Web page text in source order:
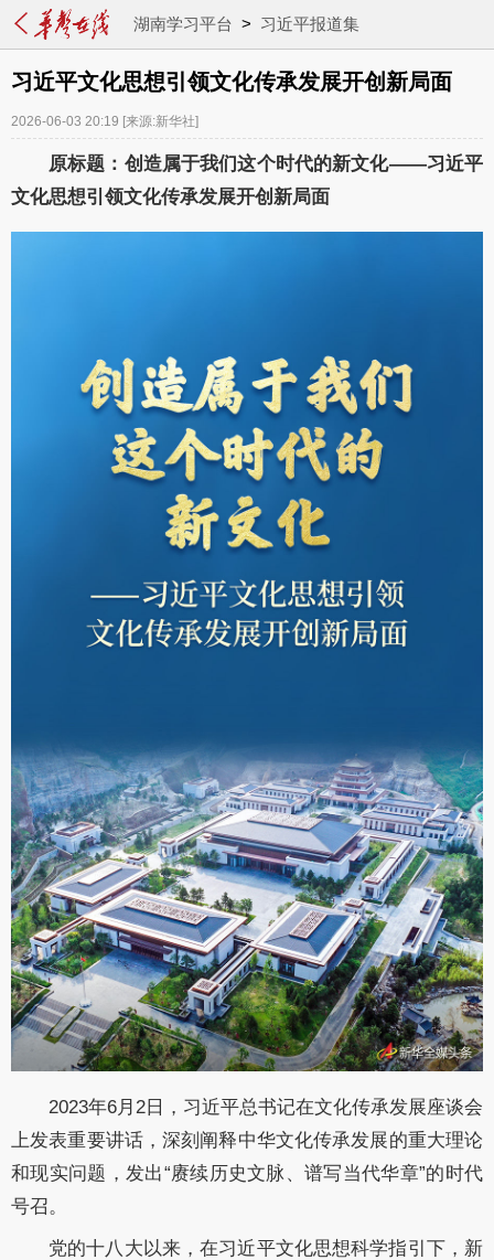
湖南学习平台 > 习近平报道集
习近平文化思想引领文化传承发展开创新局面
2026-06-03 20:19 [来源:新华社]
原标题：创造属于我们这个时代的新文化——习近平
文化思想引领文化传承发展开创新局面
2023年6月2日，习近平总书记在文化传承发展座谈会
上发表重要讲话，深刻阐释中华文化传承发展的重大理论
和现实问题，发出“赓续历史文脉、谱写当代华章”的时代
号召。
党的十八大以来，在习近平文化思想科学指引下，新